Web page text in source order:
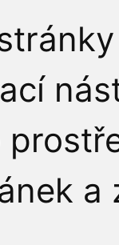
a